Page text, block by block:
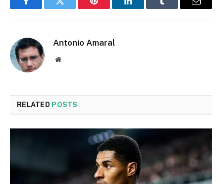
FacebookTwitter Pinterest LinkedInTumblr Email
Antonio Amaral
Website
RELATED POSTS